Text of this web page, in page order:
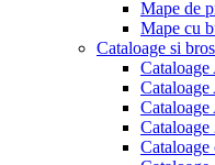
Mape de
Mape cu
Cataloage si
Cataloage
Cataloage